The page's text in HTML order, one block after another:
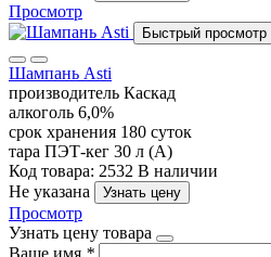
Просмотр
Быстрый просмотр
Шампань Asti
производитель Каскад
алкоголь 6,0%
срок хранения 180 суток
тара ПЭТ-кег 30 л (А)
Код товара: 2532 В наличии
Не указана
Узнать цену
Просмотр
Узнать цену товара
Ваше имя *